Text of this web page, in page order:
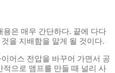
은 매우 간단하다. 끝에 다다
을 지배함을 알게 될 것이다.
어스 전압을 바꾸어 가면서 공
으로 앰프를 만들 때 널리 사